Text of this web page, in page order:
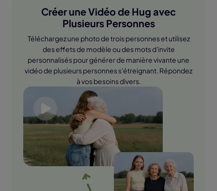
Créer une Vidéo de Hug avec
Plusieurs Personnes
Téléchargez une photo de trois personnes et utilisez
des effets de modèle ou des mots d'invite
personnalisés pour générer de manière vivante une
vidéo de plusieurs personnes s'étreignant. Répondez
à vos besoins divers.